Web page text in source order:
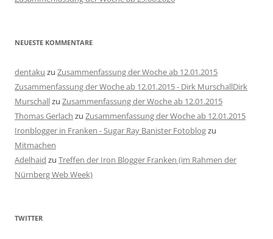
NEUESTE KOMMENTARE
dentaku zu Zusammenfassung der Woche ab 12.01.2015
Zusammenfassung der Woche ab 12.01.2015 - Dirk MurschallDirk
Murschallzu Zusammenfassung der Woche ab 12.01.2015
Thomas Gerlach zu Zusammenfassung der Woche ab 12.01.2015
Ironblogger in Franken - Sugar Ray Banister Fotoblogzu
Mitmachen
Adelhaid zu Treffen der Iron Blogger Franken (im Rahmen der
Nürnberg Web Week)
TWITTER